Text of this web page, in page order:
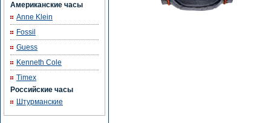
Американские часы
Anne Klein
Fossil
Guess
Kenneth Cole
Timex
Российские часы
Штурманские